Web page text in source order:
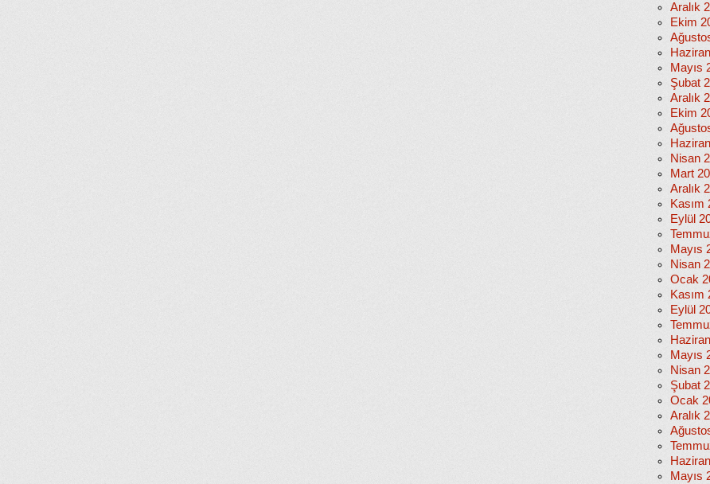
Aralık
Ekim
Mayıs
Şubat
Aralık
Ekim
Nisan
Mart
Aralık
Kasım
Eylül
Mayıs
Nisan
Ocak
Kasım
Eylül
Mayıs
Nisan
Şubat
Ocak
Aralık
Mayıs